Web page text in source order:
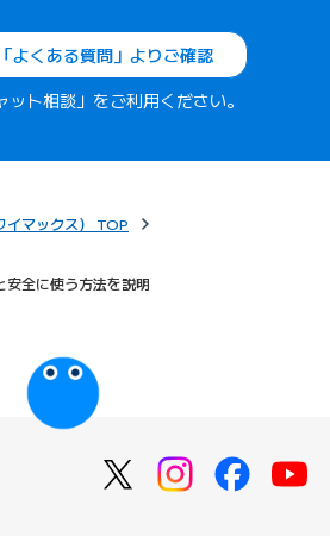
よくある質問」よりご確認
ト相談」をご利用ください。
イマックス） TOP
全に使う方法を説明
きます）